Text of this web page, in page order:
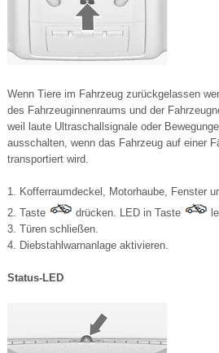
Wenn Tiere im Fahrzeug zurückgelassen
des Fahrzeuginnenraums und der
weil laute Ultraschallsignale oder
ausschalten, wenn das Fahrzeug auf einer
transportiert wird.
1. Kofferraumdeckel, Motorhaube, Fenster
2. Taste
drücken. LED in Taste
3. Türen schließen.
4. Diebstahlwarnanlage aktivieren.
Status-LED